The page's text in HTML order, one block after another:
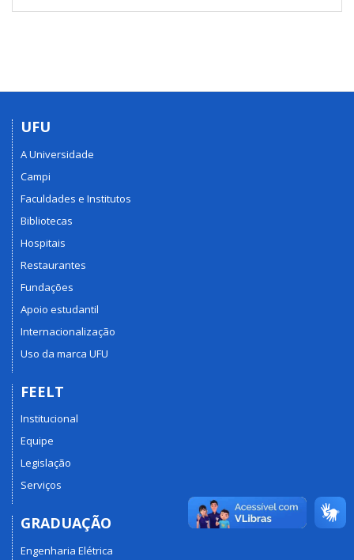
UFU
A Universidade
Campi
Faculdades e Institutos
Bibliotecas
Hospitais
Restaurantes
Fundações
Apoio estudantil
Internacionalização
Uso da marca UFU
FEELT
Institucional
Equipe
Legislação
Serviços
GRADUAÇÃO
Engenharia Elétrica